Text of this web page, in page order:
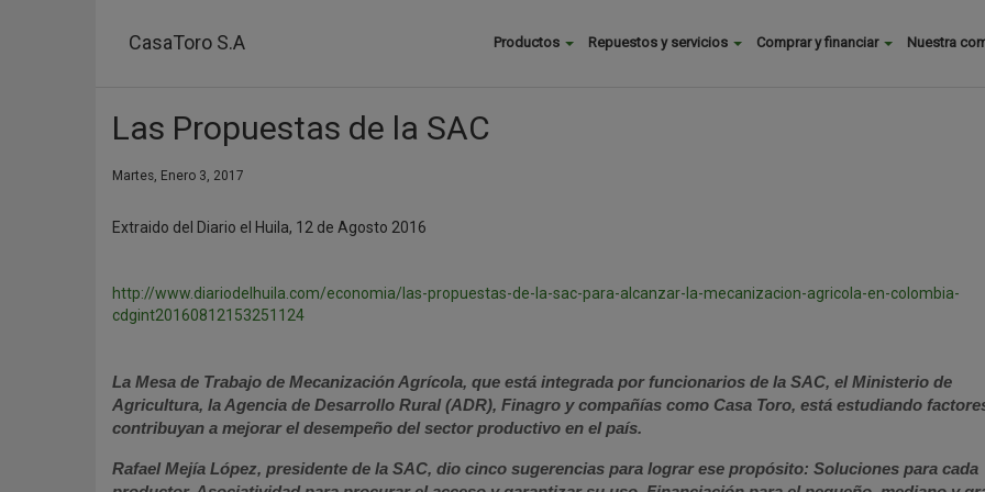
CasaToro S.A Buscar
Productos Repuestos y servicios Comprar y financiar Nuestra
Las Propuestas de la SAC
Martes, Enero 3, 2017
Extraido del Diario el Huila, 12 de Agosto 2016
http://www.diariodelhuila.com/economia/las-propuestas-de-la-sac-para-alcanzar-la-mecanizacion-agricola-en-colombia-
cdgint20160812153251124
La Mesa de Trabajo de Mecanización Agrícola, que está integrada por funcionarios de la SAC, el Ministerio de
Agricultura, la Agencia de Desarrollo Rural (ADR), Finagro y compañías como Casa Toro, está estudiando
contribuyan a mejorar el desempeño del sector productivo en el país.
Rafael Mejía López, presidente de la SAC, dio cinco sugerencias para lograr ese propósito: Soluciones para cada